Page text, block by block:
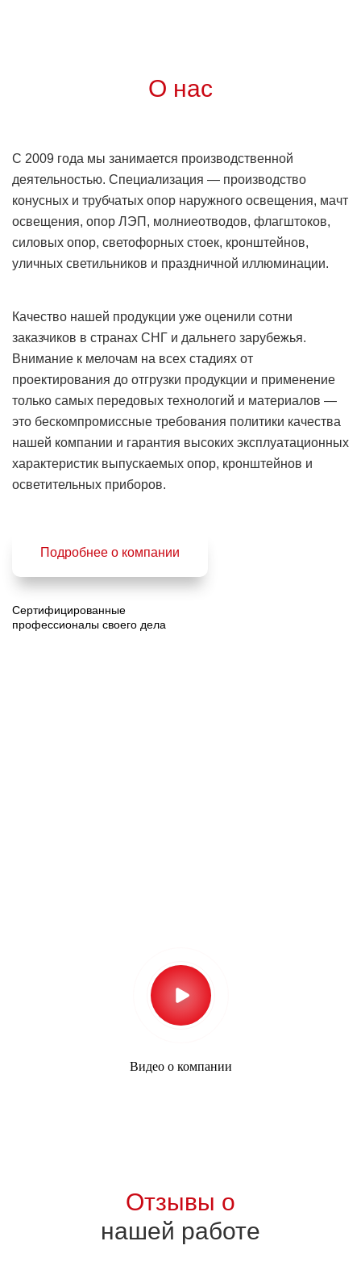
О нас
С 2009 года мы занимается производственной
деятельностью. Специализация — производство
конусных и трубчатых опор наружного освещения, мачт
освещения, опор ЛЭП, молниеотводов, флагштоков,
силовых опор, светофорных стоек, кронштейнов,
уличных светильников и праздничной иллюминации.
Качество нашей продукции уже оценили сотни
заказчиков в странах СНГ и дальнего зарубежья.
Внимание к мелочам на всех стадиях от
проектирования до отгрузки продукции и применение
только самых передовых технологий и материалов —
это бескомпромиссные требования политики качества
нашей компании и гарантия высоких эксплуатационных
характеристик выпускаемых опор, кронштейнов и
осветительных приборов.
Подробнее о компании
Сертифицированные
профессионалы своего дела
Видео о компании
Отзывы о
нашей работе